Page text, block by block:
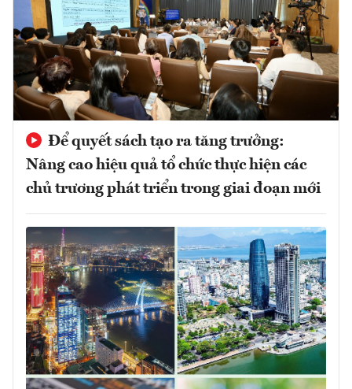
Để quyết sách tạo ra tăng trưởng:
Nâng cao hiệu quả tổ chức thực hiện các
chủ trương phát triển trong giai đoạn mới